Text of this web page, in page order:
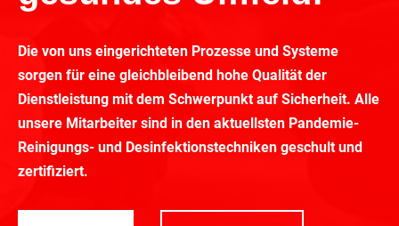
Die von uns eingerichteten Prozesse und Systeme
sorgen für eine gleichbleibend hohe Qualität der
Dienstleistung mit dem Schwerpunkt auf Sicherheit. Alle
unsere Mitarbeiter sind in den aktuellsten Pandemie-
Reinigungs- und Desinfektionstechniken geschult und
zertifiziert.